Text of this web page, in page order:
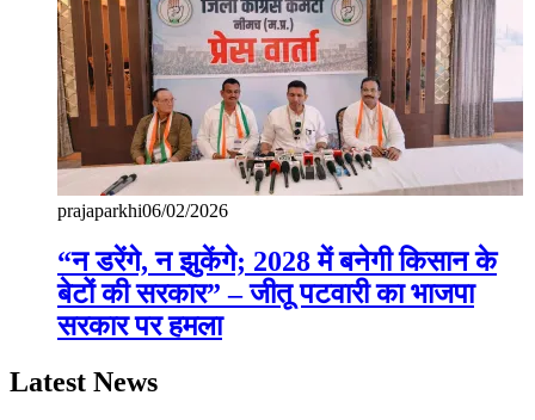
prajaparkhi06/02/2026
“न डरेंगे, न झुकेंगे; 2028 में बनेगी किसान के
बेटों की सरकार” – जीतू पटवारी का भाजपा
सरकार पर हमला
Latest News